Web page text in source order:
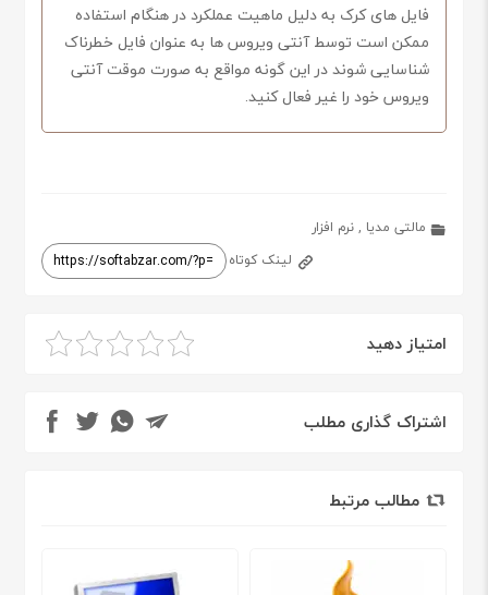
فایل های کرک به دلیل ماهیت عملکرد در هنگام استفاده
ممکن است توسط آنتی ویروس ها به عنوان فایل خطرناک
شناسایی شوند در این گونه مواقع به صورت موقت آنتی
ویروس خود را غیر فعال کنید.
مالتی مدیا ,نرم افزار
لینک کوتاه
امتیاز دهید
اشتراک گذاری مطلب
مطالب مرتبط